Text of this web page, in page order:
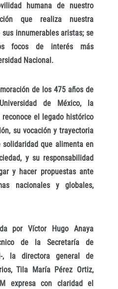
humana de nuestro
que realiza nuestra
innumerables aristas; se
focos de interés más
Nacional.
de los 475 años de
de México, la
el legado histórico
su vocación y trayectoria
solidaridad que alimenta en
y su responsabilidad
y hacer propuestas ante
nacionales y globales,
por Víctor Hugo Anaya
de la Secretaría de
, la directora general de
Tila María Pérez Ortiz,
expresa con claridad el